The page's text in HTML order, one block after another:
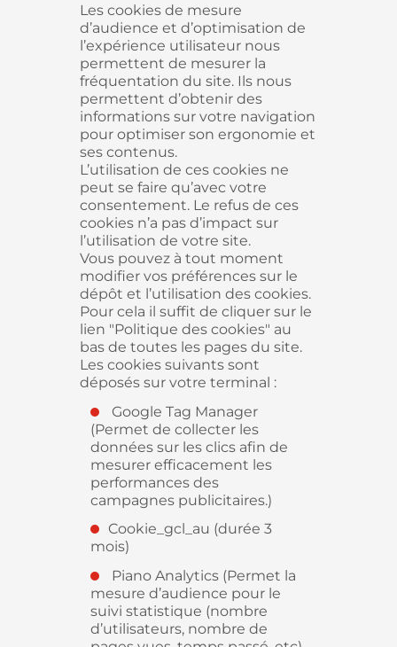
Les cookies de mesure
d’audience et d’optimisation de
l’expérience utilisateur nous
permettent de mesurer la
fréquentation du site. Ils nous
permettent d’obtenir des
informations sur votre navigation
pour optimiser son ergonomie et
ses contenus.
L’utilisation de ces cookies ne
peut se faire qu’avec votre
consentement. Le refus de ces
cookies n’a pas d’impact sur
l’utilisation de votre site.
Vous pouvez à tout moment
modifier vos préférences sur le
dépôt et l’utilisation des cookies.
Pour cela il suffit de cliquer sur le
lien "Politique des cookies" au
bas de toutes les pages du site.
Les cookies suivants sont
déposés sur votre terminal :
Google Tag Manager
(Permet de collecter les
données sur les clics afin de
mesurer efficacement les
performances des
campagnes publicitaires.)
Cookie_gcl_au (durée 3
mois)
Piano Analytics (Permet la
mesure d’audience pour le
suivi statistique (nombre
d’utilisateurs, nombre de